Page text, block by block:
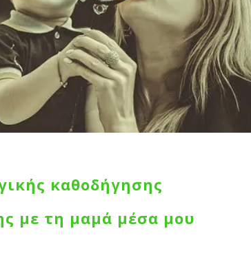
καθοδήγησης
με τη μαμά μέσα μου